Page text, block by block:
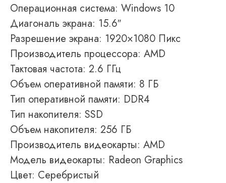
Операционная система: Windows 10
Диагональ экрана: 15.6″
Разрешение экрана: 1920×1080 Пикс
Производитель процессора: AMD
Тактовая частота: 2.6 ГГц
Объем оперативной памяти: 8 ГБ
Тип оперативной памяти: DDR4
Тип накопителя: SSD
Объем накопителя: 256 ГБ
Производитель видеокарты: AMD
Модель видеокарты: Radeon Graphics
Цвет: Серебристый